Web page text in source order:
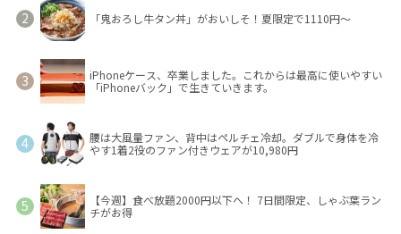
「鬼おろし牛タン丼」がおいしそ！夏限定で1110円～
iPhoneケース、卒業しました。これからは最高に使いやすい
「iPhoneバック」で生きていきます。
腰は大風量ファン、背中はペルチェ冷却。ダブルで身体を冷
やす1着2役のファン付きウェアが10,980円
【今週】食べ放題2000円以下へ！ 7日間限定、しゃぶ葉ラン
チがお得